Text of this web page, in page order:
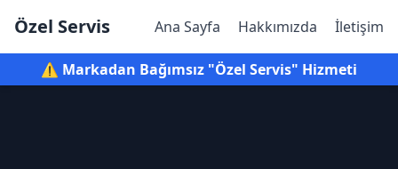
Özel Servis Ana Sayfa Hakkımızda İletişim
⚠️ Markadan Bağımsız "Özel Servis" Hizmeti